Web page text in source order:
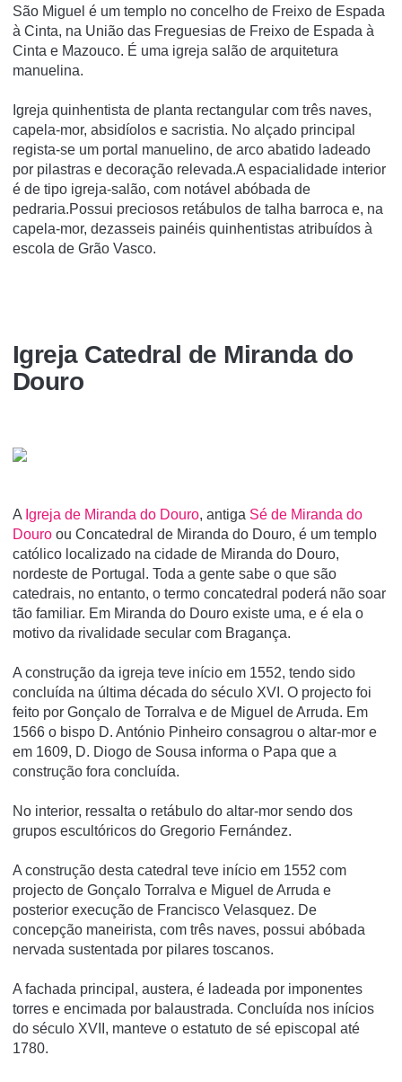
São Miguel é um templo no concelho de Freixo de Espada
à Cinta, na União das Freguesias de Freixo de Espada à
Cinta e Mazouco. É uma igreja salão de arquitetura
manuelina.
Igreja quinhentista de planta rectangular com três naves,
capela-mor, absidíolos e sacristia. No alçado principal
regista-se um portal manuelino, de arco abatido ladeado
por pilastras e decoração relevada.A espacialidade interior
é de tipo igreja-salão, com notável abóbada de
pedraria.Possui preciosos retábulos de talha barroca e, na
capela-mor, dezasseis painéis quinhentistas atribuídos à
escola de Grão Vasco.
Igreja Catedral de Miranda do
Douro
A Igreja de Miranda do Douro, antiga Sé de Miranda do
Douro ou Concatedral de Miranda do Douro, é um templo
católico localizado na cidade de Miranda do Douro,
nordeste de Portugal. Toda a gente sabe o que são
catedrais, no entanto, o termo concatedral poderá não soar
tão familiar. Em Miranda do Douro existe uma, e é ela o
motivo da rivalidade secular com Bragança.
A construção da igreja teve iní­cio em 1552, tendo sido
concluí­da na última década do século XVI. O projecto foi
feito por Gonçalo de Torralva e de Miguel de Arruda. Em
1566 o bispo D. António Pinheiro consagrou o altar-mor e
em 1609, D. Diogo de Sousa informa o Papa que a
construção fora concluí­da.
No interior, ressalta o retábulo do altar-mor sendo dos
grupos escultóricos do Gregorio Fernández.
A construção desta catedral teve início em 1552 com
projecto de Gonçalo Torralva e Miguel de Arruda e
posterior execução de Francisco Velasquez. De
concepção maneirista, com três naves, possui abóbada
nervada sustentada por pilares toscanos.
A fachada principal, austera, é ladeada por imponentes
torres e encimada por balaustrada. Concluída nos inícios
do século XVII, manteve o estatuto de sé episcopal até
1780.